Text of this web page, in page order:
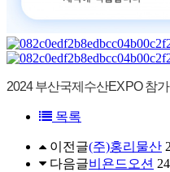
2024 부산국제수산EXPO 참
목록
이전글(주)홍리물산
다음글비욘드오션